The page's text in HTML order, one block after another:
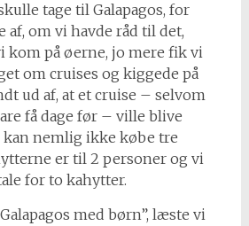
tage til Galapagos, for
om vi havde råd til det,
på øerne, jo mere fik vi
om cruises og kiggede på
ud af, at et cruise – selvom
få dage før – ville blive
kan nemlig ikke købe tre
er til 2 personer og vi
for to kahytter.
med børn”, læste vi